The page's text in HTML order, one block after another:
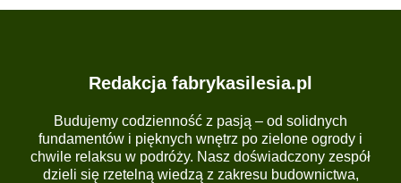
Redakcja fabrykasilesia.pl
Budujemy codzienność z pasją – od solidnych
fundamentów i pięknych wnętrz po zielone ogrody i
chwile relaksu w podróży. Nasz doświadczony zespół
dzieli się rzetelną wiedzą z zakresu budownictwa,